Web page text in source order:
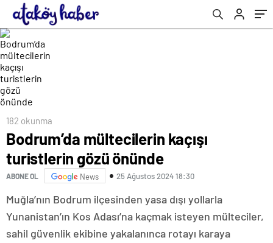
182 okunma
Bodrum’da mültecilerin kaçışı
turistlerin gözü önünde
ABONE OL News 25 Ağustos 2024 18:30
Muğla’nın Bodrum ilçesinden yasa dışı yollarla
Yunanistan’ın Kos Adası’na kaçmak isteyen mülteciler,
sahil güvenlik ekibine yakalanınca rotayı karaya
engellendi? Roblox ile ilgili son gelişmeler…